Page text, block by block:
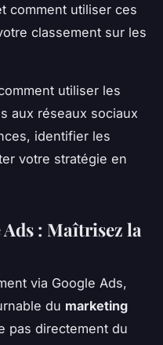
comment utiliser ces
classement sur les
utiliser les
aux réseaux sociaux
identifier les
votre stratégie en
: Maîtrisez la
via Google Ads,
du marketing
pas directement du